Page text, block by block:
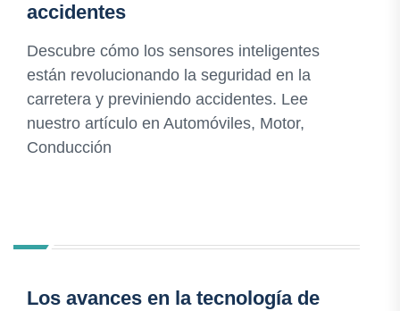
accidentes
Descubre cómo los sensores inteligentes
están revolucionando la seguridad en la
carretera y previniendo accidentes. Lee
nuestro artículo en Automóviles, Motor,
Conducción
Los avances en la tecnología de